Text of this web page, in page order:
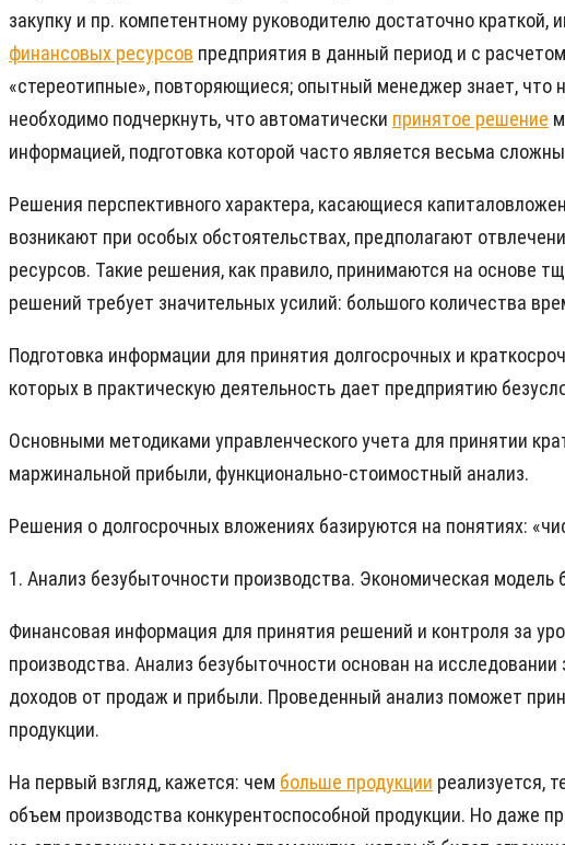
закупку и пр. компетентному руководителю достаточно
финансовых ресурсов предприятия в данный период и с
«стереотипные», повторяющиеся; опытный менеджер знает, что
необходимо подчеркнуть, что автоматически принятое решение
информацией, подготовка которой часто является весьма
Решения перспективного характера, касающиеся
возникают при особых обстоятельствах, предполагают
ресурсов. Такие решения, как правило, принимаются на основе
решений требует значительных усилий: большого количества
Подготовка информации для принятия долгосрочных и
которых в практическую деятельность дает предприятию
Основными методиками управленческого учета для принятии
маржинальной прибыли, функционально-стоимостный анализ.
Решения о долгосрочных вложениях базируются на понятиях:
1. Анализ безубыточности производства. Экономическая модель
Финансовая информация для принятия решений и контроля за
производства. Анализ безубыточности основан на
доходов от продаж и прибыли. Проведенный анализ поможет
продукции.
На первый взгляд, кажется: чем больше продукции реализуется,
объем производства конкурентоспособной продукции. Но даже